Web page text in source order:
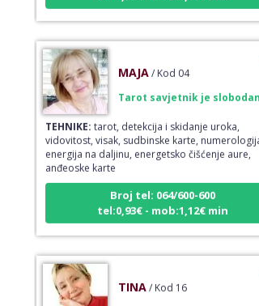
TEHNIKE:tarot, detekcija i skidanje uroka,
vidovitost, visak, sudbinske karte, numerologija,
energija na daljinu, energetsko čišćenje aure,
anđeoske karte
Broj tel: 064/600-600
tel:0,93€ - mob:1,12€ min